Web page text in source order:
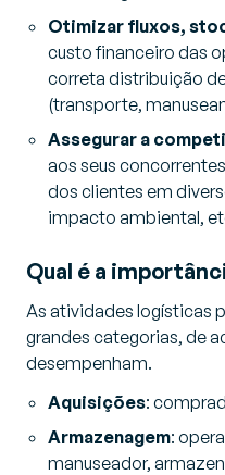
Otimizar fluxos,
custo financeiro das
correta distribuição
(transporte,
Assegurar a
aos seus
dos clientes em
impacto ambiental,
Qual é a
As atividades logísticas
grandes categorias, de
desempenham.
Aquisições:
Armazenagem:
manuseador,